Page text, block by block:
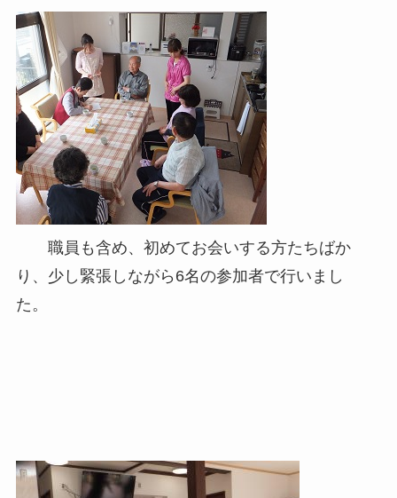
職員も含め、初めてお会いする方たちばか
り、少し緊張しながら6名の参加者で行いまし
た。